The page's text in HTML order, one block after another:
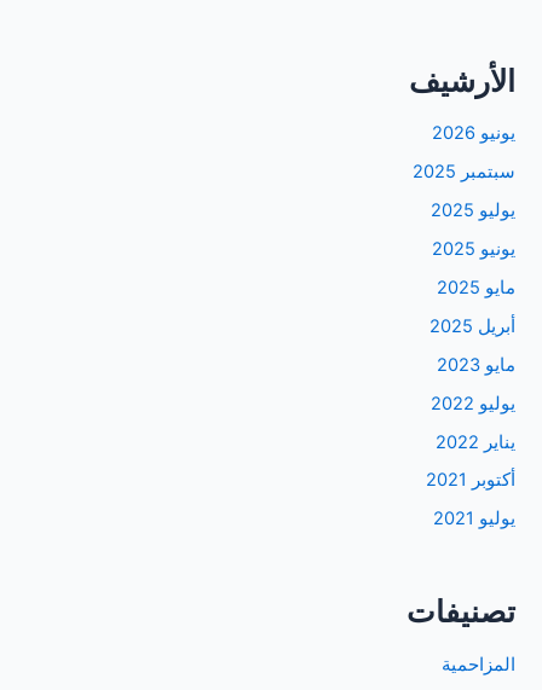
الأرشيف
يونيو 2026
سبتمبر 2025
يوليو 2025
يونيو 2025
مايو 2025
أبريل 2025
مايو 2023
يوليو 2022
يناير 2022
أكتوبر 2021
يوليو 2021
تصنيفات
المزاحمية